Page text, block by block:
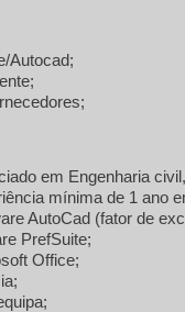
Autocad;
em Engenharia
mínima de 1 ano
AutoCad (fator de
PrefSuite;
Office;